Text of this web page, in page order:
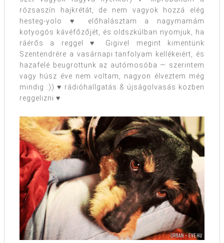
rózsaszín hajkrétát, de nem vagyok hozzá elég
hesteg-yolo ♥ előhalásztam a nagymamám
kotyogós kávéfőzőjét, és oldszkúlban nyomjuk, ha
ráérős a reggel ♥ Gigivel megint kimentünk
Szentendrére a vasárnapi tanfolyam kellékeiért, és
hazafelé beugrottunk az autómosóba — szerintem
vagy húsz éve nem voltam, nagyon élveztem még
mindig :)) ♥ rádióhallgatás & újságolvasás közben
reggelizni ♥